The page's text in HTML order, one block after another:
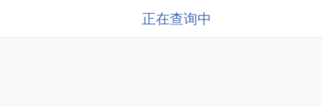
正在查询中